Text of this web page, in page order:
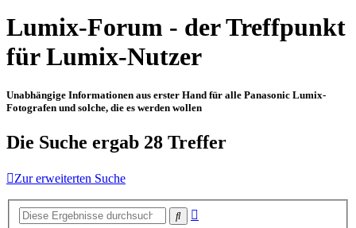
Lumix-Forum - der Treffpunkt
für Lumix-Nutzer
Unabhängige Informationen aus erster Hand für alle Panasonic Lumix-
Fotografen und solche, die es werden wollen
Die Suche ergab 28 Treffer
Zur erweiterten Suche
Suche